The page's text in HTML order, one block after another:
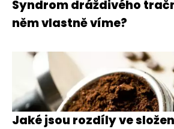
Syndrom dráždivého
něm vlastně víme?
Jaké jsou rozdíly ve